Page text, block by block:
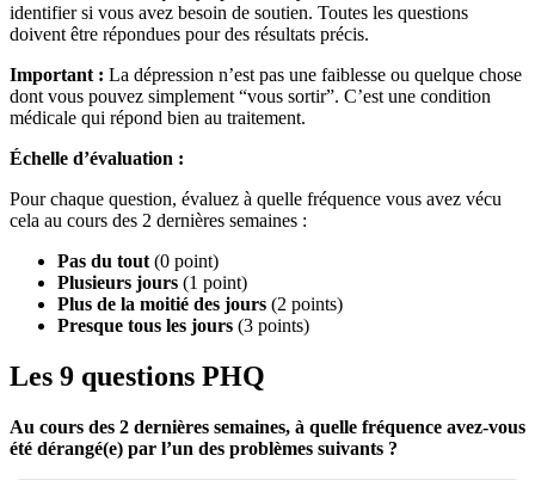
identifier si vous avez besoin de soutien. Toutes les questions
doivent être répondues pour des résultats précis.
Important : La dépression n’est pas une faiblesse ou quelque chose
dont vous pouvez simplement “vous sortir”. C’est une condition
médicale qui répond bien au traitement.
Échelle d’évaluation :
Pour chaque question, évaluez à quelle fréquence vous avez vécu
cela au cours des 2 dernières semaines :
Pas du tout (0 point)
Plusieurs jours (1 point)
Plus de la moitié des jours (2 points)
Presque tous les jours (3 points)
Les 9 questions PHQ
Au cours des 2 dernières semaines, à quelle fréquence avez-vous
été dérangé(e) par l’un des problèmes suivants ?